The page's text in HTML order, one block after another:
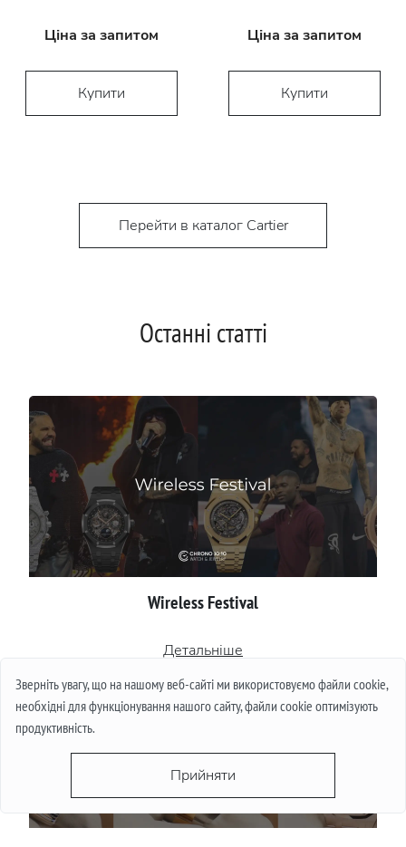
Зверніть увагу, що на нашому веб-сайті ми використовуємо файли cookie,
необхідні для функціонування нашого сайту, файли cookie оптимізують
продуктивність.
Прийняти
Ціна за запитом
Купити
Ціна за запитом
Купити
Перейти в каталог Cartier
Останні статті
Wireless Festival
Детальніше